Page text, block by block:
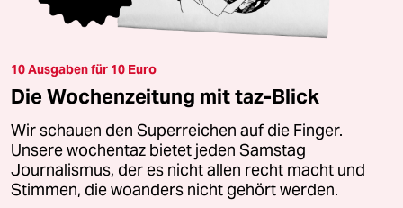
10 Ausgaben für 10 Euro
Die Wochenzeitung mit taz-Blick
Wir schauen den Superreichen auf die Finger.
Unsere wochentaz bietet jeden Samstag
Journalismus, der es nicht allen recht macht und
Stimmen, die woanders nicht gehört werden.